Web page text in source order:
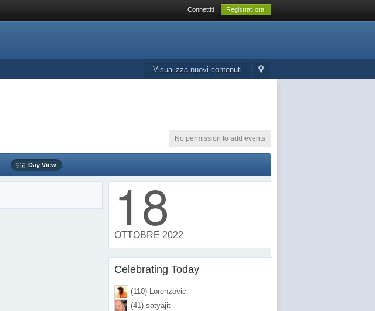
Connettiti Registrati ora!
Visualizza nuovi contenuti
No permission to add events
Day View
18
OTTOBRE 2022
Celebrating Today
(110) Lorenzovic
(41) satyajit